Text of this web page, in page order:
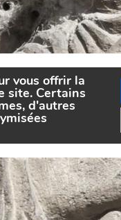
vous offrir la
site. Certains
d'autres